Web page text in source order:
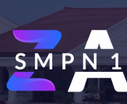
content